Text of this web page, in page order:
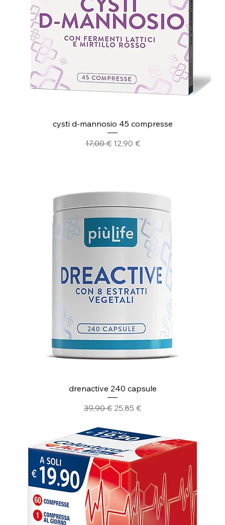
cysti d-mannosio 45 compresse
Prezzo regolare
17,00 € Prezzo scontato
12,90 €
drenactive 240 capsule
Prezzo regolare
39,90 € Prezzo scontato
25,85 €